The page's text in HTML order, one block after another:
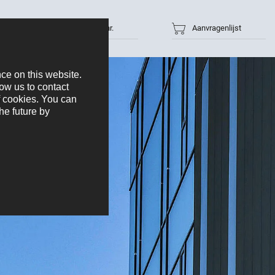
Artikelnr. Aanvragenlijst